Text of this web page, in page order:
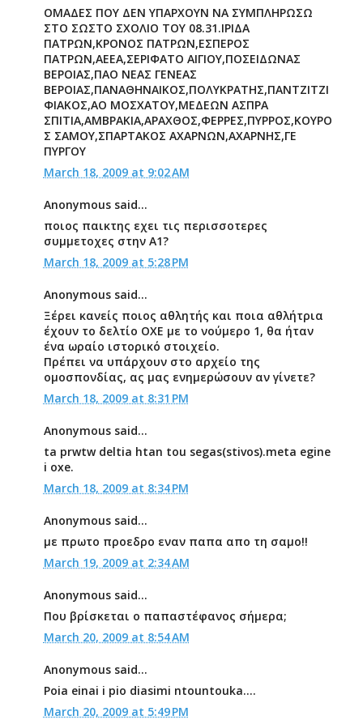
ΟΜΑΔΕΣ ΠΟΥ ΔΕΝ ΥΠΑΡΧΟΥΝ ΝΑ ΣΥΜΠΛΗΡΩΣΩ
ΣΤΟ ΣΩΣΤΟ ΣΧΟΛΙΟ ΤΟΥ 08.31.ΙΡΙΔΑ
ΠΑΤΡΩΝ,ΚΡΟΝΟΣ ΠΑΤΡΩΝ,ΕΣΠΕΡΟΣ
ΠΑΤΡΩΝ,ΑΕΕΑ,ΣΕΡΙΦΑΤΟ ΑΙΓΙΟΥ,ΠΟΣΕΙΔΩΝΑΣ
ΒΕΡΟΙΑΣ,ΠΑΟ ΝΕΑΣ ΓΕΝΕΑΣ
ΒΕΡΟΙΑΣ,ΠΑΝΑΘΗΝΑΙΚΟΣ,ΠΟΛΥΚΡΑΤΗΣ,ΠΑΝΤΖΙΤΖΙ
ΦΙΑΚΟΣ,ΑΟ ΜΟΣΧΑΤΟΥ,ΜΕΔΕΩΝ ΑΣΠΡΑ
ΣΠΙΤΙΑ,ΑΜΒΡΑΚΙΑ,ΑΡΑΧΘΟΣ,ΦΕΡΡΕΣ,ΠΥΡΡΟΣ,ΚΟΥΡΟ
Σ ΣΑΜΟΥ,ΣΠΑΡΤΑΚΟΣ ΑΧΑΡΝΩΝ,ΑΧΑΡΝΗΣ,ΓΕ
ΠΥΡΓΟΥ
March 18, 2009 at 9:02 AM
Anonymous said...
ποιος παικτης εχει τις περισσοτερες
συμμετοχες στην Α1?
March 18, 2009 at 5:28 PM
Anonymous said...
Ξέρει κανείς ποιος αθλητής και ποια αθλήτρια
έχουν το δελτίο ΟΧΕ με το νούμερο 1, θα ήταν
ένα ωραίο ιστορικό στοιχείο.
Πρέπει να υπάρχουν στο αρχείο της
ομοσπονδίας, ας μας ενημερώσουν αν γίνετε?
March 18, 2009 at 8:31 PM
Anonymous said...
ta prwtw deltia htan tou segas(stivos).meta egine
i oxe.
March 18, 2009 at 8:34 PM
Anonymous said...
με πρωτο προεδρο εναν παπα απο τη σαμο!!
March 19, 2009 at 2:34 AM
Anonymous said...
Που βρίσκεται ο παπαστέφανος σήμερα;
March 20, 2009 at 8:54 AM
Anonymous said...
Poia einai i pio diasimi ntountouka....
March 20, 2009 at 5:49 PM